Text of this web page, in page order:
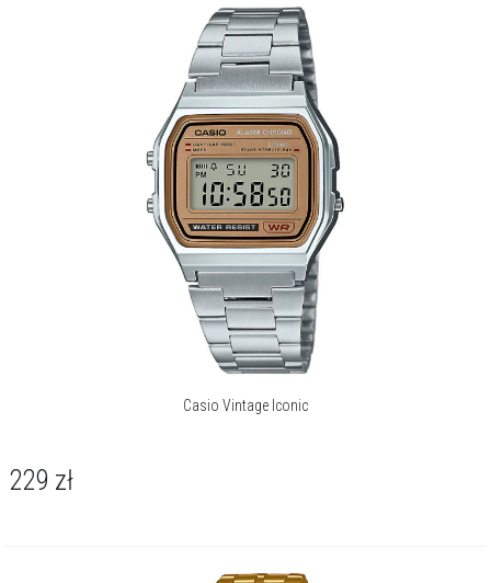
hitów, dodając im nowego blasku i pielęgnując ich jakość.
Casio Vintage Iconic
229 zł